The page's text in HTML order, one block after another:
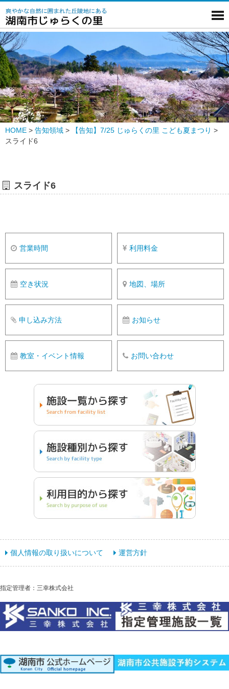
HOME > 告知領域 > 【告知】7/25 じゅらくの里 こども夏まつり >
スライド6
スライド6
営業時間 利用料金
空き状況 地図、場所
申し込み方法 お知らせ
教室・イベント情報 お問い合わせ
個人情報の取り扱いについて 運営方針
指定管理者：三幸株式会社